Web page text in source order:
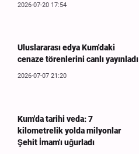
2026-07-20 17:54
Uluslararası edya Kum'daki
cenaze törenlerini canlı yayınladı
2026-07-07 21:20
Kum'da tarihi veda: 7
kilometrelik yolda milyonlar
Şehit İmam'ı uğurladı